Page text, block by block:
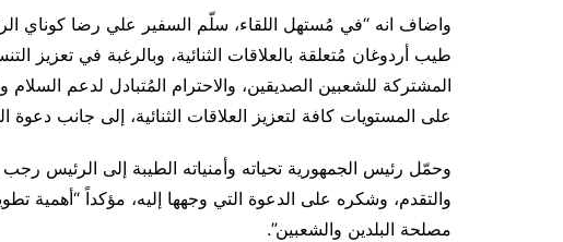
واضاف انه “في مُستهل اللقاء، سلّم السفير علي رضا كوناي
طيب أردوغان مُتعلقة بالعلاقات الثنائية، وبالرغبة في تعزيز
المشتركة للشعبين الصديقين، والاحترام المُتبادل لدعم السلام
على المستويات كافة لتعزيز العلاقات الثنائية، إلى جانب
وحمّل رئيس الجمهورية تحياته وأمنياته الطيبة إلى الرئيس
والتقدم، وشكره على الدعوة التي وجهها إليه، مؤكداً “أهمية
مصلحة البلدين والشعبين”.